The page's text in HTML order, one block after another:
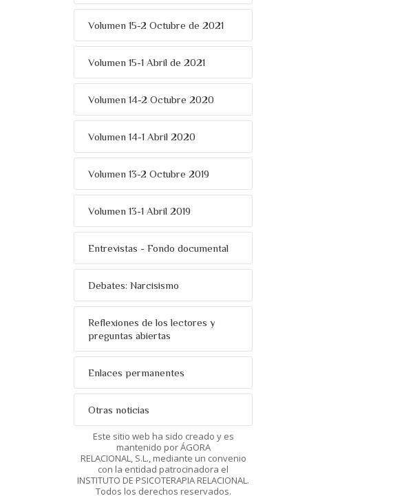
Volumen 15-2 Octubre de 2021
Volumen 15-1 Abril de 2021
Volumen 14-2 Octubre 2020
Volumen 14-1 Abril 2020
Volumen 13-2 Octubre 2019
Volumen 13-1 Abril 2019
Entrevistas - Fondo documental
Debates: Narcisismo
Reflexiones de los lectores y
preguntas abiertas
Enlaces permanentes
Otras noticias
Este sitio web ha sido creado y es
mantenido por ÁGORA
RELACIONAL, S.L., mediante un convenio
con la entidad patrocinadora el
INSTITUTO DE PSICOTERAPIA RELACIONAL.
Todos los derechos reservados.